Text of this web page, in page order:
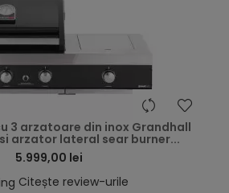
3 arzatoare din inox Grandhall
arzator lateral sear burner...
5.999,00 lei
Citește review-urile